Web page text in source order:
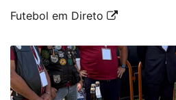
Futebol em Direto